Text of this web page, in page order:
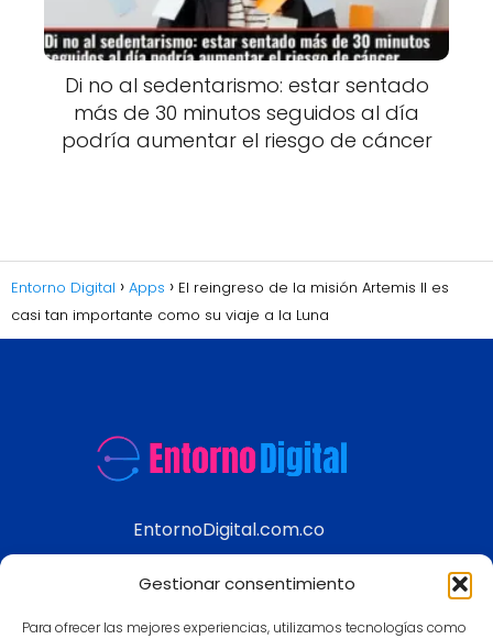
Gestionar consentimiento
Para ofrecer las mejores experiencias, utilizamos tecnologías como
Di no al sedentarismo: estar sentado
más de 30 minutos seguidos al día
podría aumentar el riesgo de cáncer
Entorno Digital Apps
El reingreso de la misión Artemis II es
casi tan importante como su viaje a la Luna
EntornoDigital.com.co
modernos